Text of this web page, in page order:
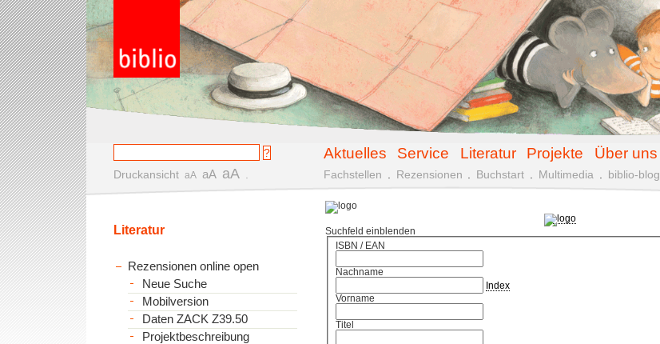
Aktuelles Service Literatur Projekte Über uns
Druckansicht aA aA aA Fachstellen Rezensionen Buchstart Multimedia biblio-blog
Suchfeld einblenden
ISBN / EAN
Nachname
Index
Vorname
Titel
Literatur
Rezensionen online open
Neue Suche
Mobilversion
Daten ZACK Z39.50
Projektbeschreibung